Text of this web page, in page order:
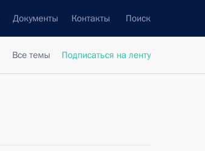
Документы Контакты Поиск
Все темы Подписаться на ленту